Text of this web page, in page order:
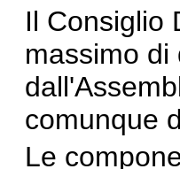
Il Consiglio
massimo
comunque
Le